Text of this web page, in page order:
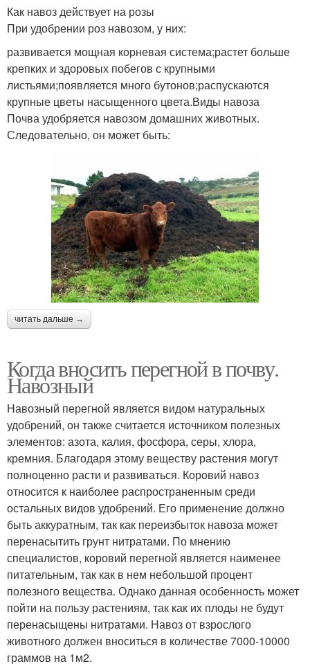
Как навоз действует на розы
При удобрении роз навозом, у них:
развивается мощная корневая система;растет больше
крепких и здоровых побегов с крупными
листьями;появляется много бутонов;распускаются
крупные цветы насыщенного цвета.Виды навоза
Почва удобряется навозом домашних животных.
Следовательно, он может быть:
читать дальше →
Когда вносить перегной в почву.
Навозный
Навозный перегной является видом натуральных
удобрений, он также считается источником полезных
элементов: азота, калия, фосфора, серы, хлора,
кремния. Благодаря этому веществу растения могут
полноценно расти и развиваться. Коровий навоз
относится к наиболее распространенным среди
остальных видов удобрений. Его применение должно
быть аккуратным, так как переизбыток навоза может
перенасытить грунт нитратами. По мнению
специалистов, коровий перегной является наименее
питательным, так как в нем небольшой процент
полезного вещества. Однако данная особенность может
пойти на пользу растениям, так как их плоды не будут
перенасыщены нитратами. Навоз от взрослого
животного должен вноситься в количестве 7000-10000
граммов на 1м2.